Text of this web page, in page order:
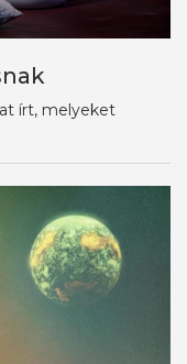
írt, melyeket